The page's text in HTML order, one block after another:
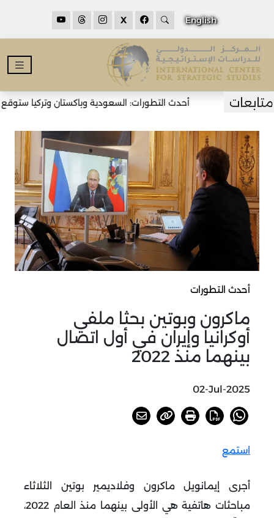
English
X
أحدث التطورات: السعودية وباكستان وتركيا ستوقع
أحدث التطورات
ماكرون وبوتين بحثا ملفي
أوكرانيا وإيران في أول اتصال
بينهما منذ 2022
02-Jul-2025
استمع
أجرى إيمانويل ماكرون وفلاديمير بوتين الثلاثاء
مباحثات هاتفية هي الأولى بينهما منذ العام 2022،